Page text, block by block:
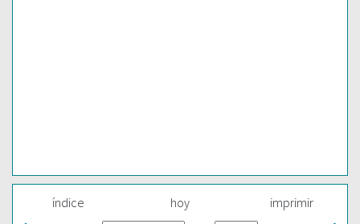
índice hoy imprimir